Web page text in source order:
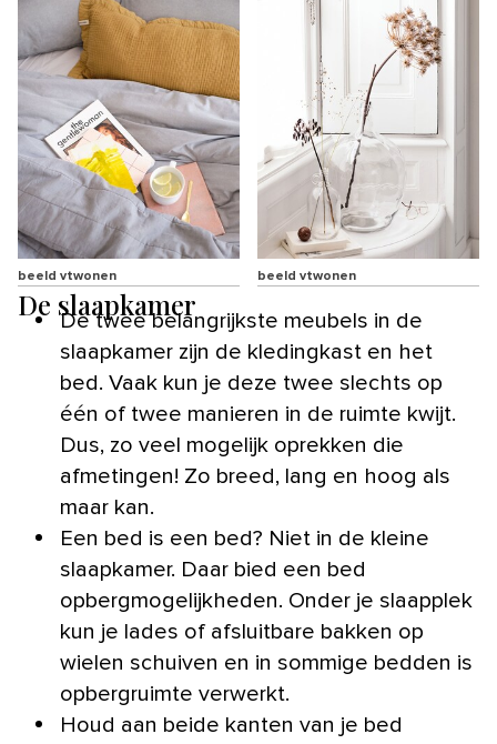
beeld vtwonen beeld vtwonen
De slaapkamer
De twee belangrijkste meubels in de
slaapkamer zijn de kledingkast en het
bed. Vaak kun je deze twee slechts op
één of twee manieren in de ruimte kwijt.
Dus, zo veel mogelijk oprekken die
afmetingen! Zo breed, lang en hoog als
maar kan.
Een bed is een bed? Niet in de kleine
slaapkamer. Daar bied een bed
opbergmogelijkheden. Onder je slaapplek
kun je lades of afsluitbare bakken op
wielen schuiven en in sommige bedden is
opbergruimte verwerkt.
Houd aan beide kanten van je bed